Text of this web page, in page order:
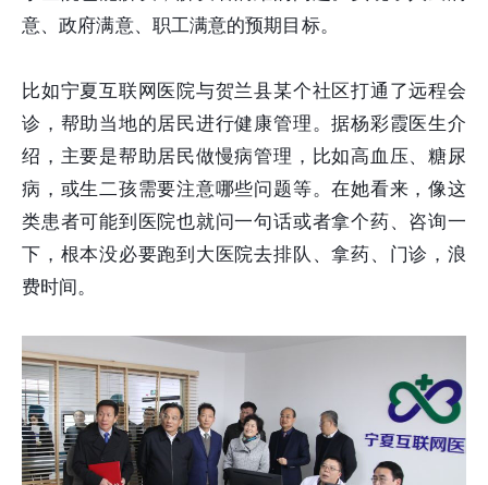
意、政府满意、职工满意的预期目标。
比如宁夏互联网医院与贺兰县某个社区打通了远程会
诊，帮助当地的居民进行健康管理。据杨彩霞医生介
绍，主要是帮助居民做慢病管理，比如高血压、糖尿
病，或生二孩需要注意哪些问题等。在她看来，像这
类患者可能到医院也就问一句话或者拿个药、咨询一
下，根本没必要跑到大医院去排队、拿药、门诊，浪
费时间。